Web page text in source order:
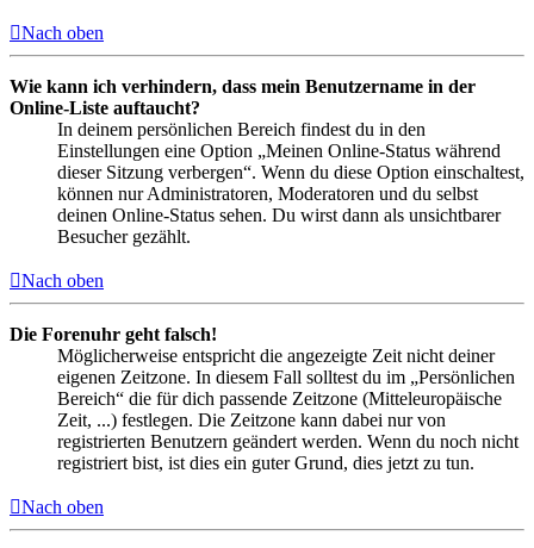
Nach oben
Wie kann ich verhindern, dass mein Benutzername in der
Online-Liste auftaucht?
In deinem persönlichen Bereich findest du in den
Einstellungen eine Option „Meinen Online-Status während
dieser Sitzung verbergen“. Wenn du diese Option einschaltest,
können nur Administratoren, Moderatoren und du selbst
deinen Online-Status sehen. Du wirst dann als unsichtbarer
Besucher gezählt.
Nach oben
Die Forenuhr geht falsch!
Möglicherweise entspricht die angezeigte Zeit nicht deiner
eigenen Zeitzone. In diesem Fall solltest du im „Persönlichen
Bereich“ die für dich passende Zeitzone (Mitteleuropäische
Zeit, ...) festlegen. Die Zeitzone kann dabei nur von
registrierten Benutzern geändert werden. Wenn du noch nicht
registriert bist, ist dies ein guter Grund, dies jetzt zu tun.
Nach oben